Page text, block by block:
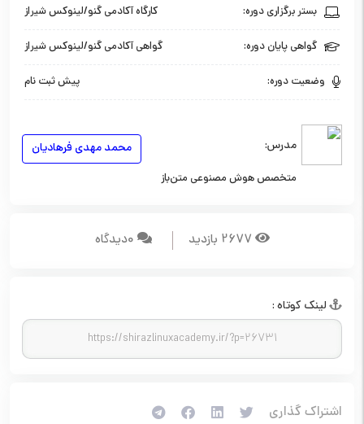
بستر برگزاری دوره: کارگاه آکادمی گنو/لینوکس شیراز
گواهی پایان دوره: گواهی آکادمی گنو/لینوکس شیراز
وضعیت دوره: پیش ثبت نام
مدرس: محمد مهدی فرهادیان
متخصص هوش مصنوعی متن‌باز
لينک کوتاه :
اشتراک گذاري